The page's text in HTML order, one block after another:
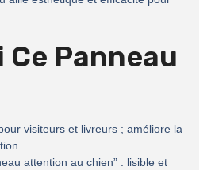
Panneau
visiteurs et livreurs ; améliore la
attention au chien” : lisible et